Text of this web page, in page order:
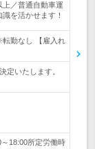
上／普通自動車運
を活かせます！
勤なし 【雇入れ
定いたします。
～18:00所定労働時